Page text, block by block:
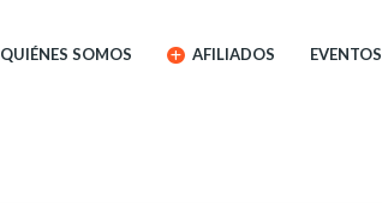
QUIÉNES SOMOS AFILIADOS EVENTOS